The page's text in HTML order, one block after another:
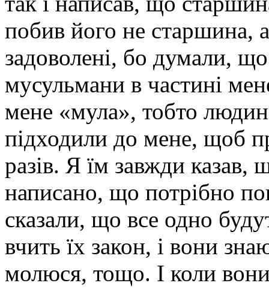
побив його не старшина,
задоволені, бо думали,
мусульмани в частині
мене «мула», тобто
підходили до мене, щоб
разів. Я їм завжди
написано, що потрібно
сказали, що все одно
вчить їх закон, і вони
молюся, тощо. І коли